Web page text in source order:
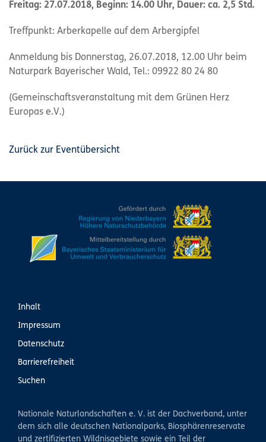
Freitag: 27.07.2018, Beginn: 14.00 Uhr, Dauer: ca. 2,5 Std.
Treffpunkt: Arberkapelle auf dem Arbergipfel
Anmeldung bis Donnerstag, 26.07.2018, 12.00 Uhr beim
Naturpark Bayerischer Wald, Tel.: 09922 80 24 80
(Gemeinschaftsveranstaltung mit dem Grünen Herz
Europas e.V.)
Zurück zur Eventübersicht
Inhalt
Impressum
Datenschutz
Barrierefreiheit
Suchen
Nationale Naturlandschaften e. V. ist der Dachverband, unter
dem sich alle deutschen Nationalparks, Biosphärenreservate
und zertifizierten Wildnisgebiete sowie ein Teil der